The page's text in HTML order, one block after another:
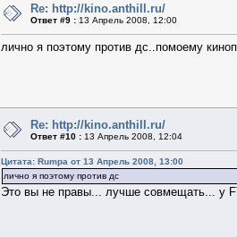
Re: http://kino.anthill.ru/
Ответ #9 : 13 Апрель 2008, 12:00
лично я поэтому против дс..помоему
Re: http://kino.anthill.ru/
Ответ #10 : 13 Апрель 2008, 12:04
Цитата: Rumpa от 13 Апрель 2008, 13:00
лично я поэтому против дс
Это вы не правы... лучше совмещать... у